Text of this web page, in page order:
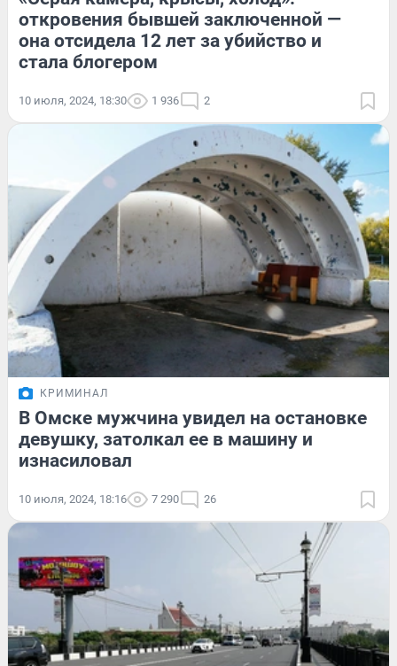
откровения бывшей заключенной —
она отсидела 12 лет за убийство и
стала блогером
10 июля, 2024, 18:30 1 936 2
КРИМИНАЛ
В Омске мужчина увидел на остановке
девушку, затолкал ее в машину и
изнасиловал
10 июля, 2024, 18:16 7 290 26